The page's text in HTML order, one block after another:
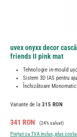
uvex onyxx decor
friends II pink mat
Tehnologie in-mould
Sistem 3D IAS pentru
Închizătoare
Variante de la 315 RON
Preț de vânzare:
341 RON Preț obișnuit:
(24% salvat)
Prețuri cu TVA inclus, plus